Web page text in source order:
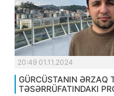
20:49 01.11.2024
GÜRCÜSTANIN
TƏSƏRRÜFATINDAKI